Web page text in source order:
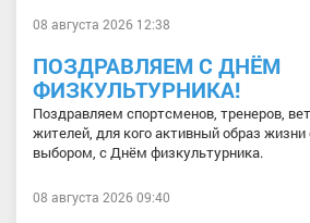
08 августа 2026 12:38
ПОЗДРАВЛЯЕМ С ДНЁМ
ФИЗКУЛЬТУРНИКА!
Поздравляем спортсменов, тренеров,
жителей, для кого активный образ
выбором, с Днём физкультурника.
08 августа 2026 09:40